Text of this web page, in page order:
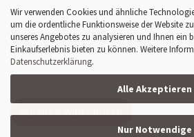
Wir verwenden Cookies und ähnliche
um die ordentliche Funktionsweise der Website
unseres Angebotes zu analysieren und Ihnen ein
Einkaufserlebnis bieten zu können. Weitere
Datenschutzerklärung.
Alle Akzeptieren
Nur Notwendige
Privatsphäre und Datenschutz
Cookie Einstellungen
VERTRAG WIDERRUFEN